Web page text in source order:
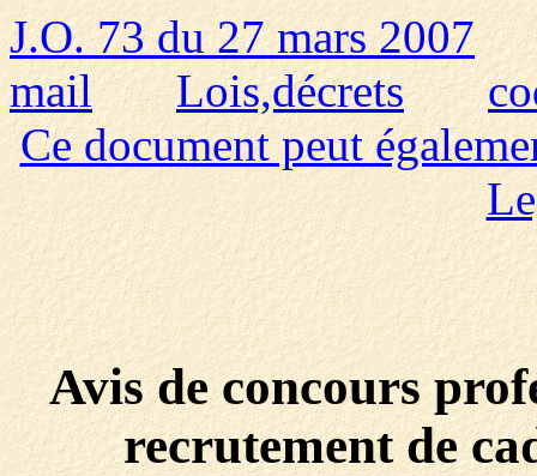
J.O. 73 du 27 mars 2007
mail
Lois,décrets
Ce document peut
Avis de concours
recrutement de